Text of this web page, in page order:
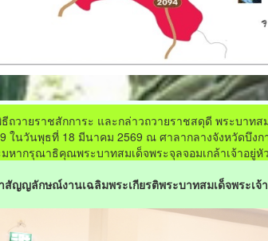
วายราชสักการะ และกล่าวถวายราชสดุดี พระบาทส
ในวันพุธที่ 18 มีนาคม 2569 ณ ศาลากลางจังหวัดบึง
หากรุณาธิคุณพระบาทสมเด็จพระจุลจอมเกล้าเจ้าอยู่หั
สัญญลักษณ์งานเฉลิมพระเกียรติพระบาทสมเด็จพระเจ้